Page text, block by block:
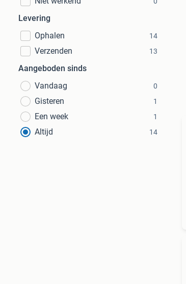
Levering
Ophalen
14
Verzenden 13
Aangeboden sinds
Vandaag
0
Gisteren 1
Een week 1
Altijd 14